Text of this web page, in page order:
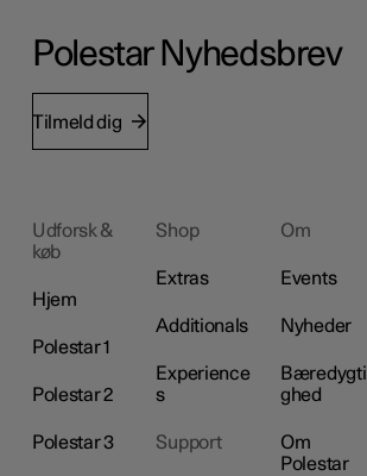
Polestar Nyhedsbrev
Tilmeld dig
Udforsk &
køb
Hjem
Polestar 1
Polestar 2
Polestar 3
Shop
Extras
Additionals
Experience
s
Support
Om
Events
Nyheder
Bæredygti
ghed
Om
Polestar